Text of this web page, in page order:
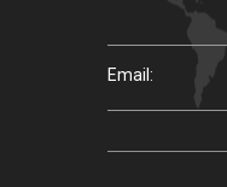
Email: